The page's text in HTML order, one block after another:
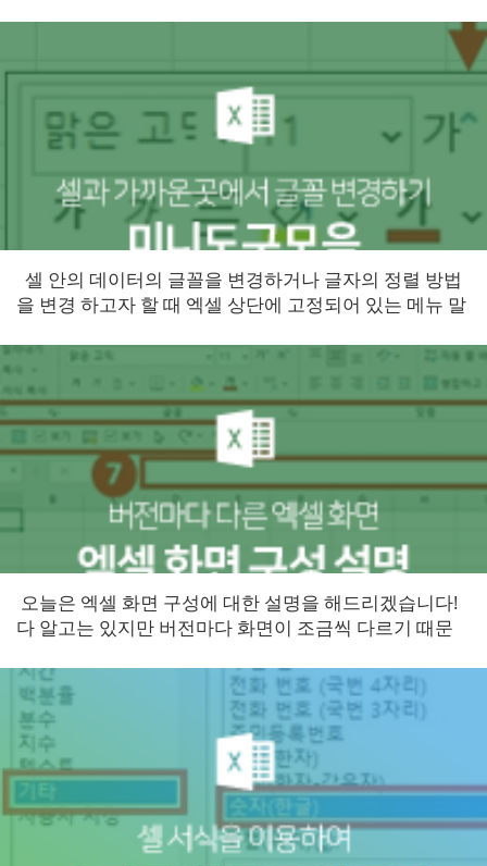
셀 안의 데이터의 글꼴을 변경하거나 글자의 정렬 방법
을 변경 하고자 할 때 엑셀 상단에 고정되어 있는 메뉴 말
오늘은 엑셀 화면 구성에 대한 설명을 해드리겠습니다!
다 알고는 있지만 버전마다 화면이 조금씩 다르기 때문